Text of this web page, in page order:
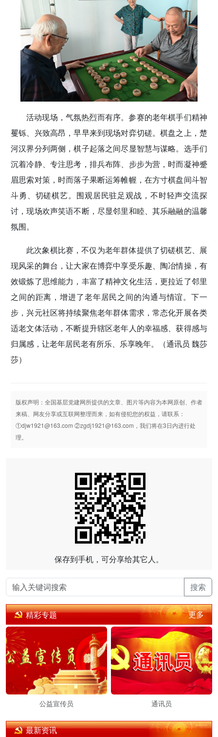
活动现场，气氛热烈而有序。参赛的老年棋手们精神
矍铄、兴致高昂，早早来到现场对弈切磋。棋盘之上，楚
河汉界分列两侧，棋子起落之间尽显智慧与谋略。选手们
沉着冷静、专注思考，排兵布阵、步步为营，时而凝神蹙
眉思索对策，时而落子果断运筹帷幄，在方寸棋盘间斗智
斗勇、切磋棋艺。围观居民驻足观战，不时轻声交流探
讨，现场欢声笑语不断，尽显邻里和睦、其乐融融的温馨
氛围。
此次象棋比赛，不仅为老年群体提供了切磋棋艺、展
现风采的舞台，让大家在博弈中享受乐趣、陶冶情操，有
效锻炼了思维能力，丰富了精神文化生活，更拉近了邻里
之间的距离，增进了老年居民之间的沟通与情谊。下一
步，兴元社区将持续聚焦老年群体需求，常态化开展各类
适老文体活动，不断提升辖区老年人的幸福感、获得感与
归属感，让老年居民老有所乐、乐享晚年。
（通讯员 魏莎
莎）
版权声明：全国基层党建网所提供的文章、图片等内容为本网原创、作者
来稿、网友分享或互联网整理而来，如有侵犯您的权益，请联系：
①djw1921@163.com ②zgdj1921@163.com，我们将在3日内进行处
理。
保存到手机，可分享给其它人。
搜索
精彩专题 更多
公益宣传员 通讯员
最新资讯